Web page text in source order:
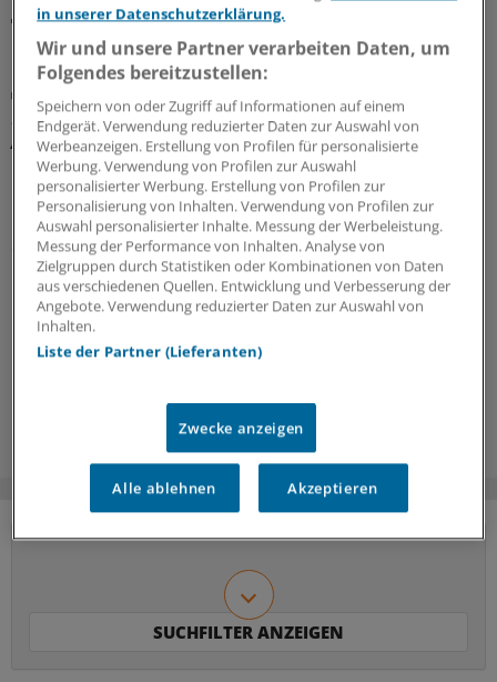
MEINUNG
Neue Versorgungspauschale für Hausärzte: Der 1.
April fiel in diesem Jahr auf den 1. Juli
Die neue Versorgungspauschale trifft unter
Hausärztinnen und Hausärzten auf wenig Gegenliebe.
GastautorHannes Blankenfelddeckt mit spitzer Feder
die Schwächen der neuen Leistungsposition im
Praxisalltag auf.
Ein Gastbeitrag von Hannes Blankenfeld
in unserer Datenschutzerklärung.
Wir und unsere Partner verarbeiten Daten, um
Folgendes bereitzustellen:
Speichern von oder Zugriff auf Informationen auf einem
Endgerät. Verwendung reduzierter Daten zur Auswahl von
Werbeanzeigen. Erstellung von Profilen für personalisierte
Werbung. Verwendung von Profilen zur Auswahl
personalisierter Werbung. Erstellung von Profilen zur
Personalisierung von Inhalten. Verwendung von Profilen zur
Auswahl personalisierter Inhalte. Messung der Werbeleistung.
Messung der Performance von Inhalten. Analyse von
Zielgruppen durch Statistiken oder Kombinationen von Daten
aus verschiedenen Quellen. Entwicklung und Verbesserung der
Angebote. Verwendung reduzierter Daten zur Auswahl von
Inhalten.
Liste der Partner (Lieferanten)
Zwecke anzeigen
Alle ablehnen Akzeptieren